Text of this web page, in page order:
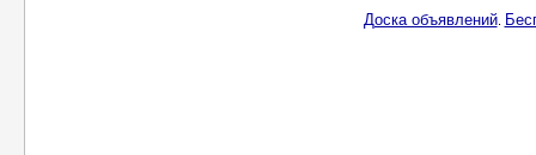
Доска объявлений.